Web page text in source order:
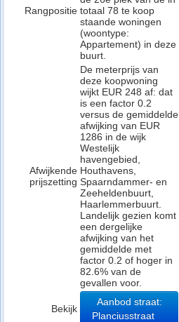
Rangpositie totaal 78 te koop
staande woningen
(woontype:
Appartement) in deze
buurt.
Afwijkende
prijszetting
De meterprijs van
deze koopwoning
wijkt EUR 248 af: dat
is een factor 0.2
versus de gemiddelde
afwijking van EUR
1286 in de wijk
Westelijk
havengebied,
Houthavens,
Spaarndammer- en
Zeeheldenbuurt,
Haarlemmerbuurt.
Landelijk gezien komt
een dergelijke
afwijking van het
gemiddelde met
factor 0.2 of hoger in
82.6% van de
gevallen voor.
Bekijk
Aanbod straat:
Planciusstraat